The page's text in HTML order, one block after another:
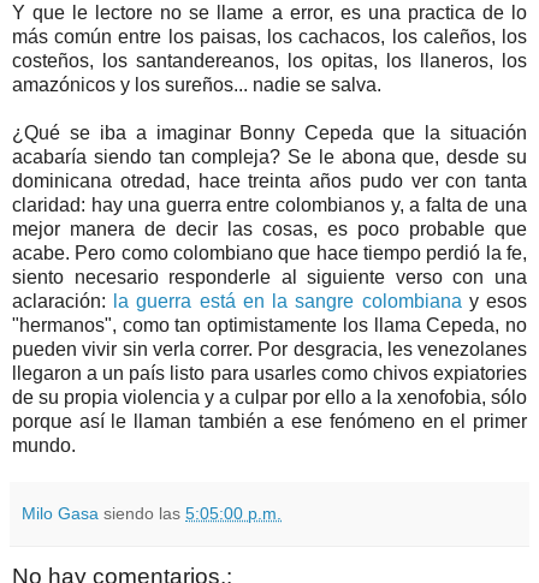
Y que le lectore no se llame a error, es una practica de lo
más común entre los paisas, los cachacos, los caleños, los
costeños, los santandereanos, los opitas, los llaneros, los
amazónicos y los sureños... nadie se salva.
¿Qué se iba a imaginar Bonny Cepeda que la situación
acabaría siendo tan compleja? Se le abona que, desde su
dominicana otredad, hace treinta años pudo ver con tanta
claridad: hay una guerra entre colombianos y, a falta de una
mejor manera de decir las cosas, es poco probable que
acabe. Pero como colombiano que hace tiempo perdió la fe,
siento necesario responderle al siguiente verso con una
aclaración:
la guerra está en la sangre colombiana y esos
"hermanos", como tan optimistamente los llama Cepeda, no
pueden vivir sin verla correr. Por desgracia, les venezolanes
llegaron a un país listo para usarles como chivos expiatories
de su propia violencia y a culpar por ello a la xenofobia, sólo
porque así le llaman también a ese fenómeno en el primer
mundo.
Milo Gasa siendo las 5:05:00 p.m.
No hay comentarios.: